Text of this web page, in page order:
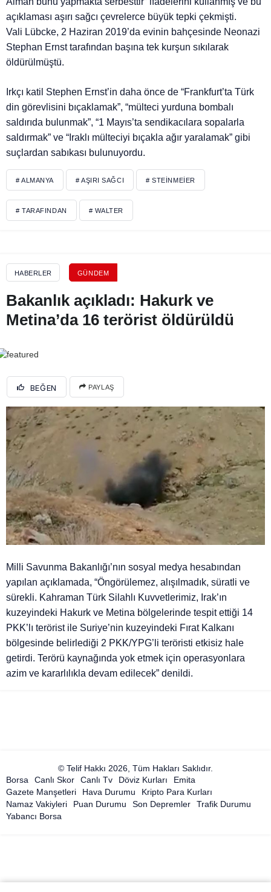
açıklaması aşırı sağcı çevrelerce büyük tepki çekmişti.
Vali Lübcke, 2 Haziran 2019’da evinin bahçesinde Neonazi
Stephan Ernst tarafından başına tek kurşun sıkılarak
öldürülmüştü.
Irkçı katil Stephen Ernst’in daha önce de “Frankfurt’ta Türk
din görevlisini bıçaklamak”, “mülteci yurduna bombalı
saldırıda bulunmak”, “1 Mayıs’ta sendikacılara sopalarla
saldırmak” ve “Iraklı mülteciyi bıçakla ağır yaralamak” gibi
suçlardan sabıkası bulunuyordu.
# ALMANYA # AŞIRI SAĞCI # STEINMEIER
# TARAFINDAN # WALTER
HABERLER GÜNDEM
Bakanlık açıkladı: Hakurk ve
Metina’da 16 terörist öldürüldü
BEĞEN PAYLAŞ
Milli Savunma Bakanlığı’nın sosyal medya hesabından
yapılan açıklamada, “Öngörülemez, alışılmadık, süratli ve
sürekli. Kahraman Türk Silahlı Kuvvetlerimiz, Irak’ın
kuzeyindeki Hakurk ve Metina bölgelerinde tespit ettiği 14
PKK’lı terörist ile Suriye’nin kuzeyindeki Fırat Kalkanı
bölgesinde belirlediği 2 PKK/YPG’li teröristi etkisiz hale
getirdi. Terörü kaynağında yok etmek için operasyonlara
azim ve kararlılıkla devam edilecek” denildi.
© Telif Hakkı 2026, Tüm Hakları Saklıdır.
Borsa
Canlı Skor Canlı Tv Döviz Kurları
Emita
Gazete Manşetleri
Hava Durumu
Kripto Para Kurları
Namaz Vakiyleri
Puan Durumu Son Depremler
Trafik Durumu
Yabancı Borsa